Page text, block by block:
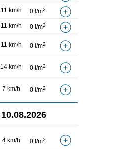
11 km/h 0 l/m2
11 km/h 0 l/m2
11 km/h 0 l/m2
14 km/h 0 l/m2
7 km/h 0 l/m2
10.08.2026
4 km/h 0 l/m2